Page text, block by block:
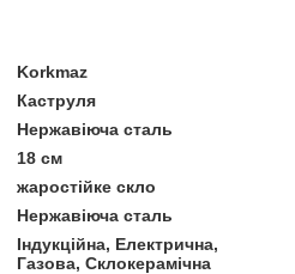
Korkmaz
Каструля
Нержавіюча сталь
18 см
жаростійке скло
Нержавіюча сталь
Індукційна, Електрична,
Газова, Склокерамічна